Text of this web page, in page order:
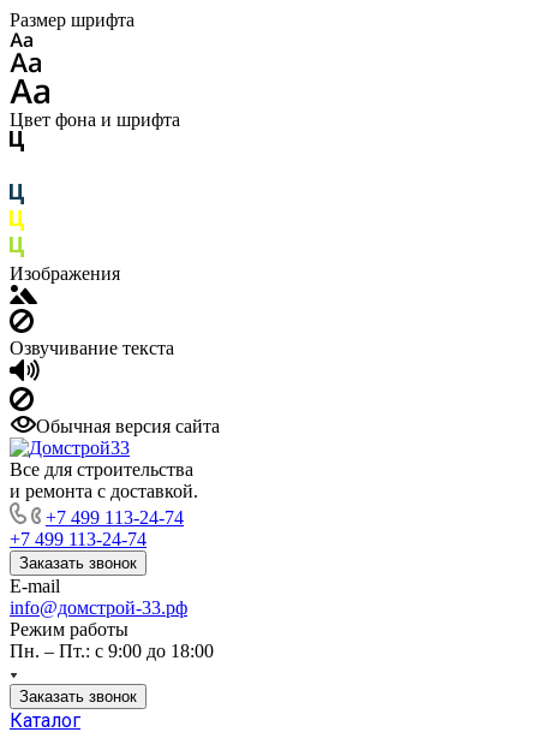
Размер шрифта
Цвет фона и шрифта
Изображения
Озвучивание текста
Обычная версия сайта
Все для строительства
и ремонта с доставкой.
+7 499 113-24-74
+7 499 113-24-74
Заказать звонок
E-mail
info@домстрой-33.рф
Режим работы
Пн. – Пт.: с 9:00 до 18:00
Заказать звонок
Каталог